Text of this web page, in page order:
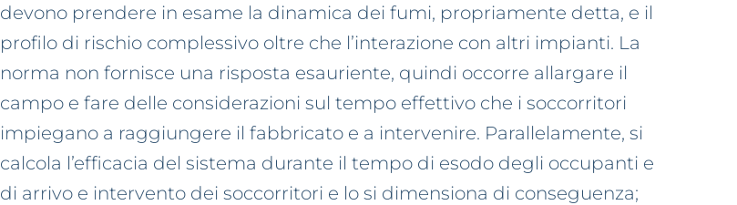
devono prendere in esame la dinamica dei fumi, propriamente detta, e il
profilo di rischio complessivo oltre che l’interazione con altri impianti. La
norma non fornisce una risposta esauriente, quindi occorre allargare il
campo e fare delle considerazioni sul tempo effettivo che i soccorritori
impiegano a raggiungere il fabbricato e a intervenire. Parallelamente, si
calcola l’efficacia del sistema durante il tempo di esodo degli occupanti e
di arrivo e intervento dei soccorritori e lo si dimensiona di conseguenza;